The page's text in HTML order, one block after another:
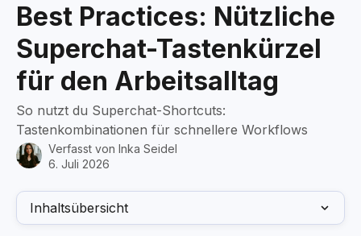
Best Practices: Nützliche
Superchat-Tastenkürzel
für den Arbeitsalltag
So nutzt du Superchat-Shortcuts:
Tastenkombinationen für schnellere Workflows
Verfasst von Inka Seidel
6. Juli 2026
Inhaltsübersicht